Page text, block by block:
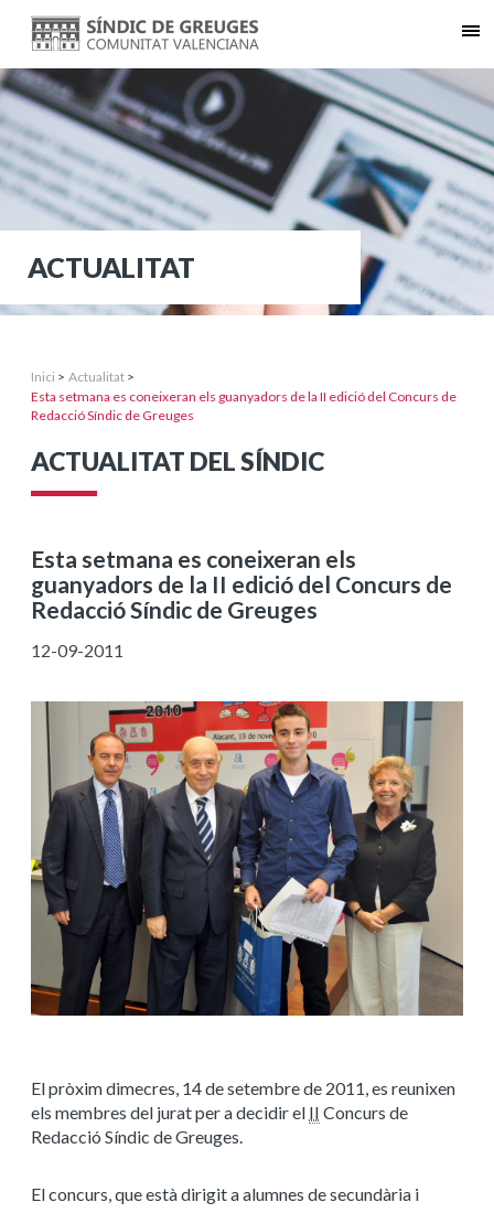
ACTUALITAT
Inici > Actualitat >
Esta setmana es coneixeran els guanyadors de la II edició del Concurs de
Redacció Síndic de Greuges
ACTUALITAT DEL SÍNDIC
Esta setmana es coneixeran els
guanyadors de la II edició del Concurs de
Redacció Síndic de Greuges
12-09-2011
El pròxim dimecres, 14 de setembre de 2011, es reunixen
els membres del jurat per a decidir el II Concurs de
Redacció Síndic de Greuges.
El concurs, que està dirigit a alumnes de secundària i